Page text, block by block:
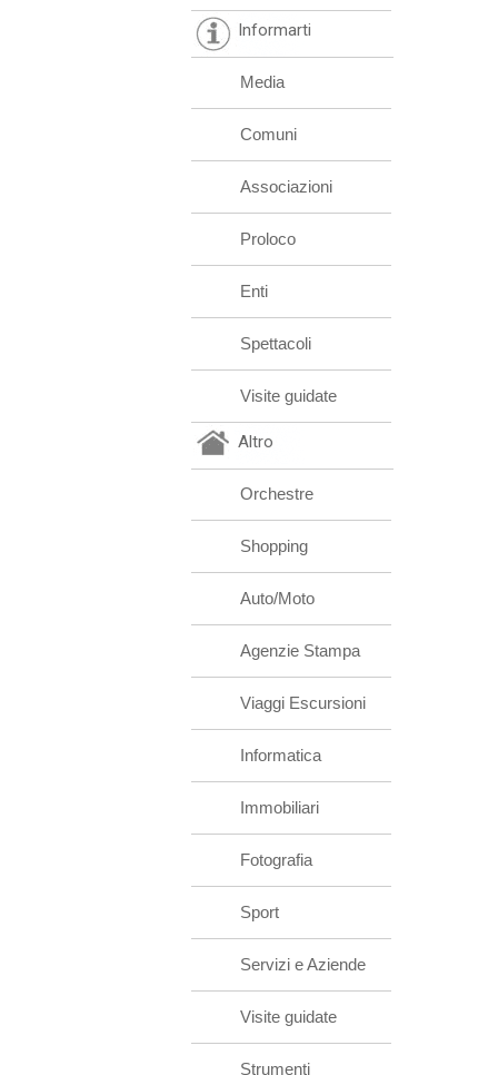
Informarti
Media
Comuni
Associazioni
Proloco
Enti
Spettacoli
Visite guidate
Altro
Orchestre
Shopping
Auto/Moto
Agenzie Stampa
Viaggi Escursioni
Informatica
Immobiliari
Fotografia
Sport
Servizi e Aziende
Visite guidate
Strumenti